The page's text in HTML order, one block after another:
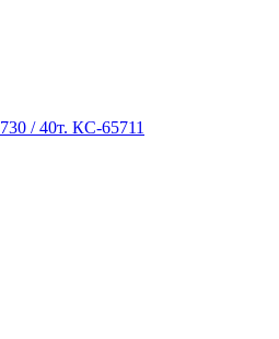
/ 40т. КС-65711